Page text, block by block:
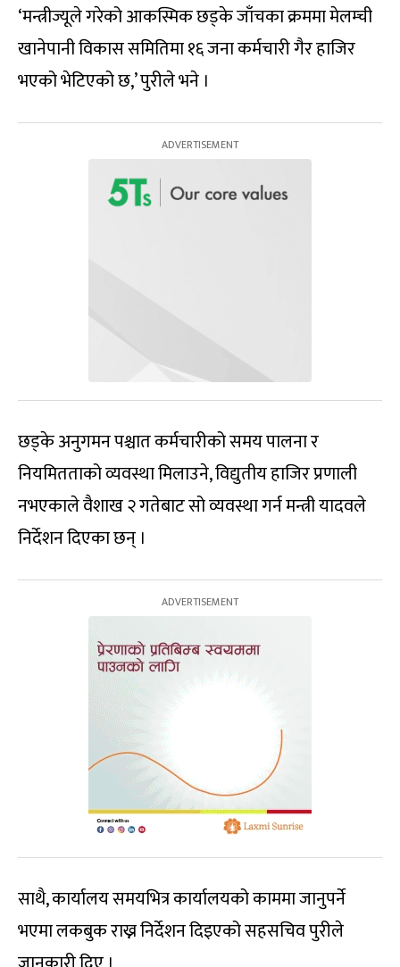
‘मन्त्रीज्यूले गरेको आकस्मिक छड्के जाँचका क्रममा मेलम्ची
खानेपानी विकास समितिमा १६ जना कर्मचारी गैर हाजिर
भएको भेटिएको छ,’ पुरीले भने ।
छड्के अनुगमन पश्चात कर्मचारीको समय पालना र
नियमितताको व्यवस्था मिलाउने, विद्युतीय हाजिर प्रणाली
नभएकाले वैशाख २ गतेबाट सो व्यवस्था गर्न मन्त्री यादवले
निर्देशन दिएका छन् ।
साथै, कार्यालय समयभित्र कार्यालयको काममा जानुपर्ने
भएमा लकबुक राख्न निर्देशन दिइएको सहसचिव पुरीले